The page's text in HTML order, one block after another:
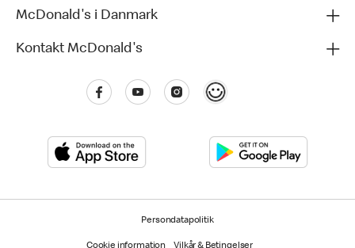
McDonald's i Danmark
Kontakt McDonald's
Persondatapolitik